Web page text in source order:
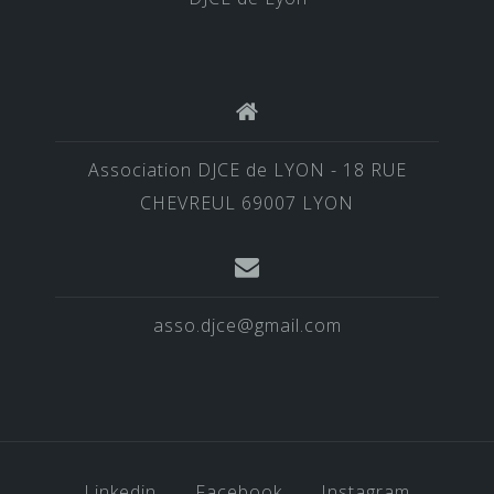
Association DJCE de LYON - 18 RUE
CHEVREUL 69007 LYON
asso.djce@gmail.com